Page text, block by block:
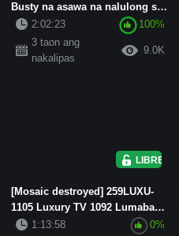
Busty na asawa na nalulong sa
anal creampie sa bahay...
2:02:23
100%
3 taon ang
nakalipas
9.0K
LIBRE
[Mosaic destroyed] 259LUXU-
1105 Luxury TV 1092 Lumabas
sa isang AV para makipaghiw...
1:13:58
0%